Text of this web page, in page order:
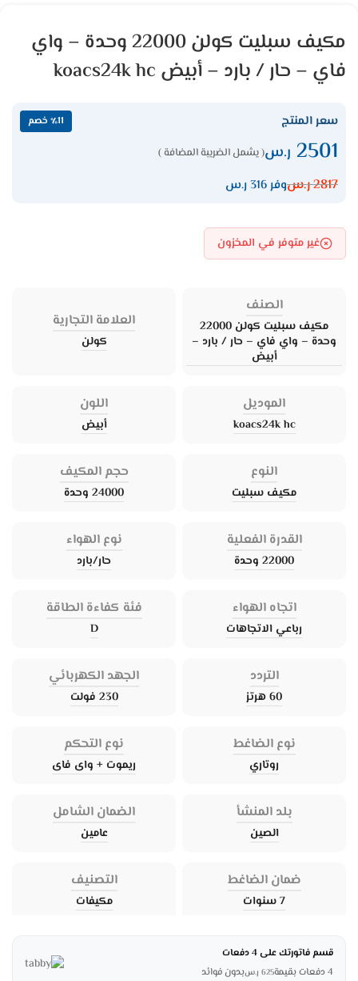
مكيف سبليت كولن 22000 وحدة – واي
فاي – حار / بارد – أبيض koacs24k hc
سعر المنتج ٪11 خصم
2501 ر.س( يشمل الضريبة المضافة )
2817ر.سوفر 316 ر.س
غير متوفر في المخزون
الصنف
مكيف سبليت كولن 22000
وحدة – واي فاي – حار / بارد –
أبيض
العلامة التجارية
كولن
الموديل
koacs24k hc
اللون
أبيض
النوع
مكيف سبليت
حجم المكيف
24000 وحدة
القدرة الفعلية
22000 وحدة
نوع الهواء
حار/بارد
اتجاه الهواء
رباعي الاتجاهات
فئة كفاءة الطاقة
D
التردد
60 هرتز
الجهد الكهربائي
230 فولت
نوع الضاغط
روتاري
نوع التحكم
ريموت + واى فاى
بلد المنشأ
الصين
الضمان الشامل
عامين
ضمان الضاغط
7 سنوات
التصنيف
مكيفات
قسم فاتورتك على 4 دفعات
4 دفعات بقيمة
625 ر.سبدون فوائد